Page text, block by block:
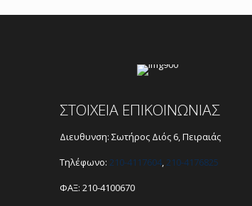
ΣΤΟΙΧΕΙΑ ΕΠΙΚΟΙΝΩΝΙΑΣ
Διευθυνση: Σωτήρος Διός 6, Πειραιάς
Τηλέφωνο: 210-4117604,210-4176825
ΦΑΞ: 210-4100670